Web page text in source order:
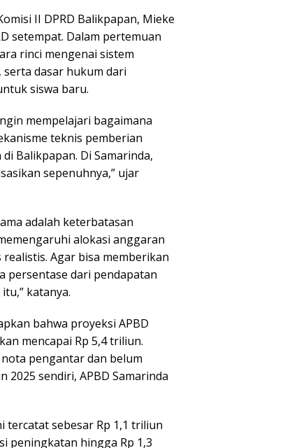
II DPRD Balikpapan, Mieke
setempat. Dalam pertemuan
rinci mengenai sistem
serta dasar hukum dari
siswa baru.
mempelajari bagaimana
teknis pemberian
Balikpapan. Di Samarinda,
sepenuhnya,” ujar
adalah keterbatasan
alokasi anggaran
Agar bisa memberikan
persentase dari pendapatan
katanya.
bahwa proyeksi APBD
mencapai Rp 5,4 triliun.
pengantar dan belum
sendiri, APBD Samarinda
tercatat sebesar Rp 1,1 triliun
peningkatan hingga Rp 1,3